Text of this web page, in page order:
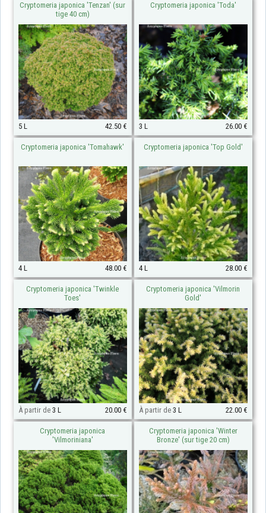
Cryptomeria japonica 'Tenzan' (sur
tige 40 cm)
5 L 42.50 €
Cryptomeria japonica 'Toda'
3 L 26.00 €
Cryptomeria japonica 'Tomahawk'
4 L 48.00 €
Cryptomeria japonica 'Top Gold'
4 L 28.00 €
Cryptomeria japonica 'Twinkle
Toes'
À partir de 3 L 20.00 €
Cryptomeria japonica 'Vilmorin
Gold'
À partir de3 L 22.00 €
Cryptomeria japonica
'Vilmoriniana'
Cryptomeria japonica 'Winter
Bronze' (sur tige 20 cm)